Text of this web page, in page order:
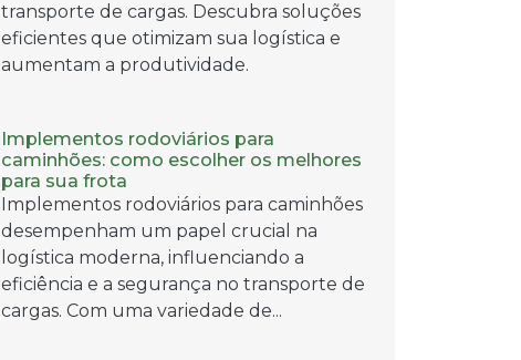
transporte de cargas. Descubra soluções
eficientes que otimizam sua logística e
aumentam a produtividade.
Implementos rodoviários para
caminhões: como escolher os melhores
para sua frota
Implementos rodoviários para caminhões
desempenham um papel crucial na
logística moderna, influenciando a
eficiência e a segurança no transporte de
cargas. Com uma variedade de...